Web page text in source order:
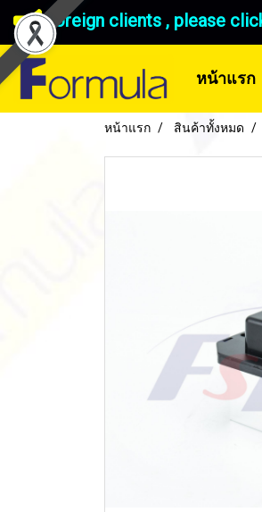
Foreign clients , please
หน้าแรก
หน้าแรก สินค้าทั้งหมด